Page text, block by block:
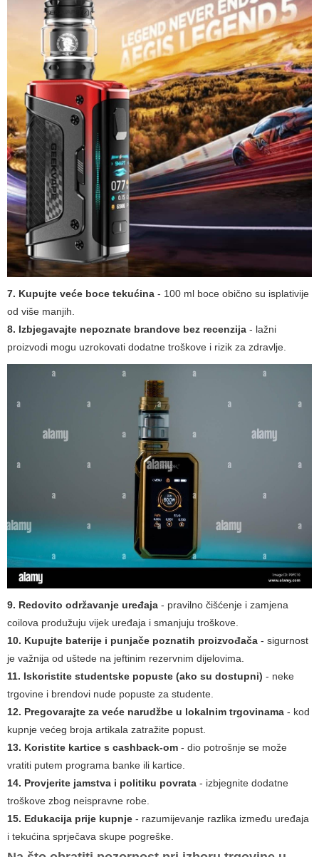
7. Kupujte veće boce tekućina - 100 ml boce obično su isplativije
od više manjih.
8. Izbjegavajte nepoznate brandove bez recenzija - lažni
proizvodi mogu uzrokovati dodatne troškove i rizik za zdravlje.
9. Redovito održavanje uređaja - pravilno čišćenje i zamjena
coilova produžuju vijek uređaja i smanjuju troškove.
10. Kupujte baterije i punjače poznatih proizvođača - sigurnost
je važnija od uštede na jeftinim rezervnim dijelovima.
11. Iskoristite studentske popuste (ako su dostupni) - neke
trgovine i brendovi nude popuste za studente.
12. Pregovarajte za veće narudžbe u lokalnim trgovinama - kod
kupnje većeg broja artikala zatražite popust.
13. Koristite kartice s cashback-om - dio potrošnje se može
vratiti putem programa banke ili kartice.
14. Provjerite jamstva i politiku povrata - izbjegnite dodatne
troškove zbog neispravne robe.
15. Edukacija prije kupnje - razumijevanje razlika između uređaja
i tekućina sprječava skupe pogreške.